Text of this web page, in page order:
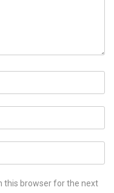
this browser for the next